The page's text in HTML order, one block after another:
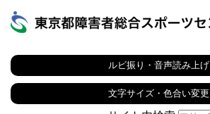
ルビ振り・音声読み上げ
文字サイズ・色合い変更